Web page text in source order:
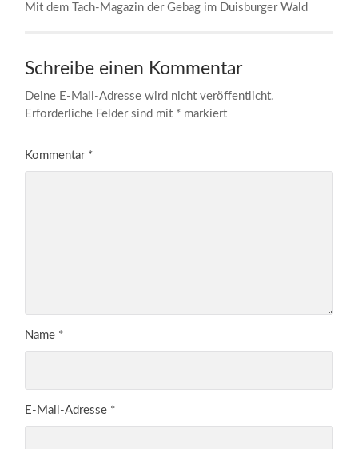
Mit dem Tach-Magazin der Gebag im Duisburger Wald
Schreibe einen Kommentar
Deine E-Mail-Adresse wird nicht veröffentlicht.
Erforderliche Felder sind mit * markiert
Kommentar *
Name *
E-Mail-Adresse *